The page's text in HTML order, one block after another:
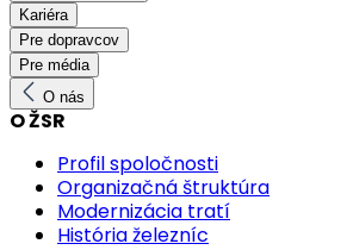
Kariéra
Pre dopravcov
Pre média
O nás
O ŽSR
Profil spoločnosti
Organizačná štruktúra
Modernizácia tratí
História železníc